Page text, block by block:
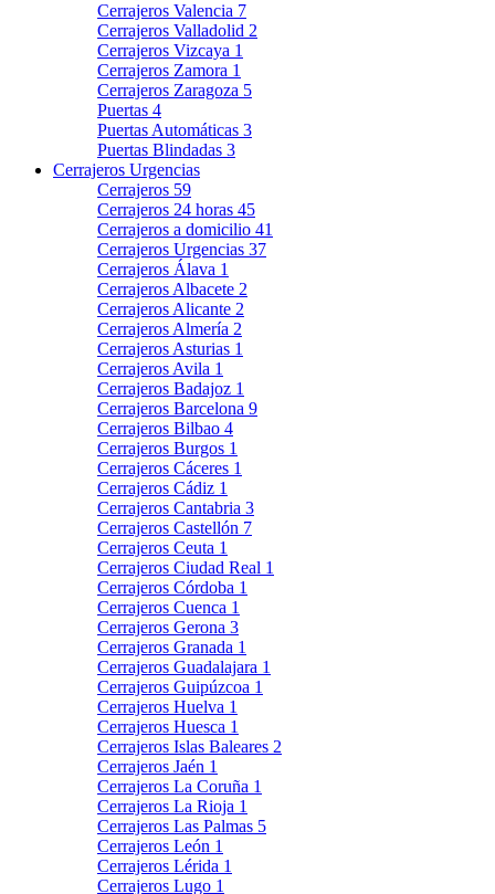
Cerrajeros Valencia 7
Cerrajeros Valladolid 2
Cerrajeros Vizcaya 1
Cerrajeros Zamora 1
Cerrajeros Zaragoza 5
Puertas 4
Puertas Automáticas 3
Puertas Blindadas 3
Cerrajeros Urgencias
Cerrajeros 59
Cerrajeros 24 horas 45
Cerrajeros a domicilio 41
Cerrajeros Urgencias 37
Cerrajeros Álava 1
Cerrajeros Albacete 2
Cerrajeros Alicante 2
Cerrajeros Almería 2
Cerrajeros Asturias 1
Cerrajeros Avila 1
Cerrajeros Badajoz 1
Cerrajeros Barcelona 9
Cerrajeros Bilbao 4
Cerrajeros Burgos 1
Cerrajeros Cáceres 1
Cerrajeros Cádiz 1
Cerrajeros Cantabria 3
Cerrajeros Castellón 7
Cerrajeros Ceuta 1
Cerrajeros Ciudad Real 1
Cerrajeros Córdoba 1
Cerrajeros Cuenca 1
Cerrajeros Gerona 3
Cerrajeros Granada 1
Cerrajeros Guadalajara 1
Cerrajeros Guipúzcoa 1
Cerrajeros Huelva 1
Cerrajeros Huesca 1
Cerrajeros Islas Baleares 2
Cerrajeros Jaén 1
Cerrajeros La Coruña 1
Cerrajeros La Rioja 1
Cerrajeros Las Palmas 5
Cerrajeros León 1
Cerrajeros Lérida 1
Cerrajeros Lugo 1